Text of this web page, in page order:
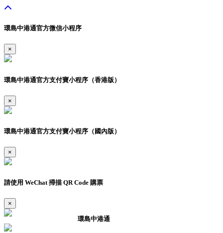
環島中港通官方微信小程序
×
環島中港通官方支付寶小程序（香港版）
×
環島中港通官方支付寶小程序（國內版）
×
請使用 WeChat 掃描 QR Code 購票
×
環島中港通